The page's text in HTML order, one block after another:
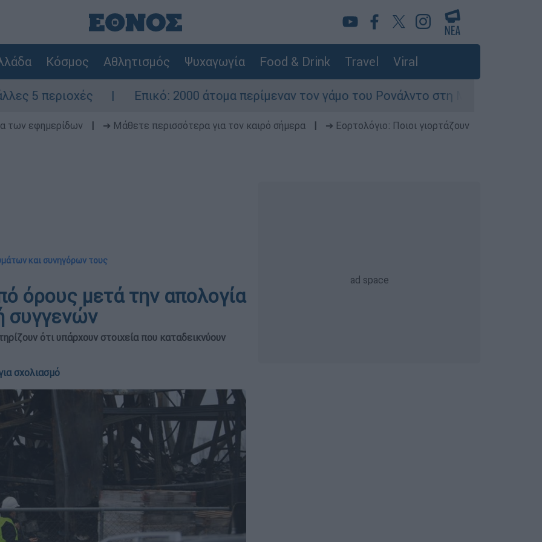
Κόσμος Αθλητισμός Ψυχαγωγία Food & Drink Travel Viral
Επικό: 2000 άτομα περίμεναν τον γάμο του Ρονάλντο στη Μαδέρα αλλά τελικά
των εφημερίδων ➔ Μάθετε περισσότερα για τον καιρό σήμερα
➔ Εορτολόγιο: Ποιοι γιορτάζουν
και συνηγόρων τους
όρους μετά την απολογία
συγγενών
ότι υπάρχουν στοιχεία που καταδεικνύουν
σχολιασμό